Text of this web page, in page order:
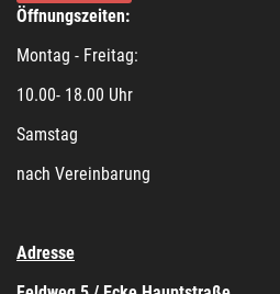
Öffnungszeiten:
Montag - Freitag:
10.00- 18.00 Uhr
Samstag
nach Vereinbarung
Adresse